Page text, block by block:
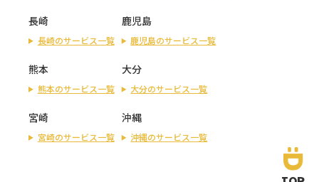
長崎
長崎のサービス一覧
鹿児島
鹿児島のサービス一覧
熊本
熊本のサービス一覧
大分
大分のサービス一覧
宮崎
宮崎のサービス一覧
沖縄
沖縄のサービス一覧